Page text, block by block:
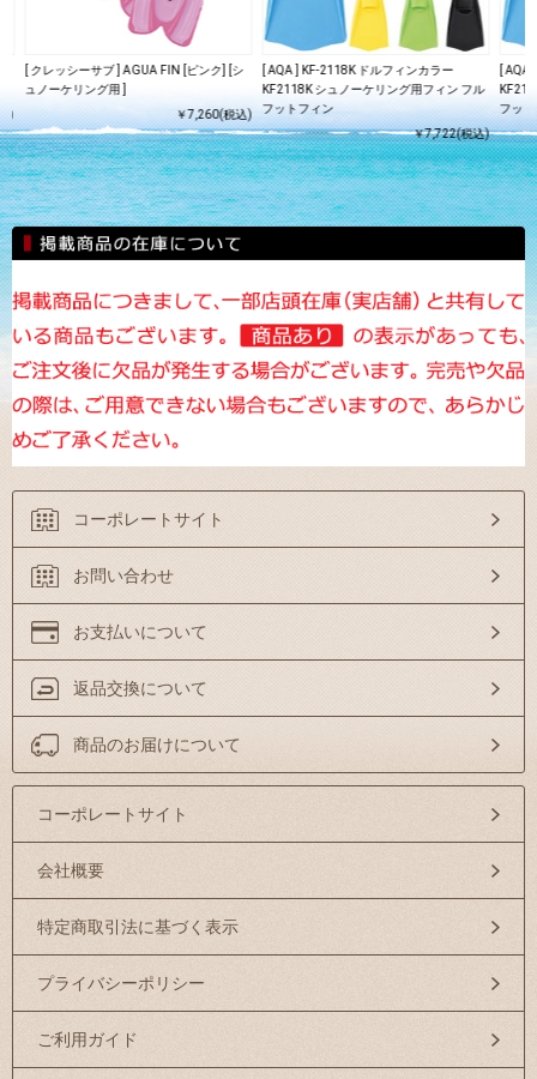
)
[ クレッシーサブ ] AGUA FIN [ピンク] [シ
ュノーケリング用 ]
￥7,260(税込)
[ AQA ] KF-2118K ドルフィンカラー
KF2118K シュノーケリング用フィン フル
フットフィン
￥7,722(税込)
[
フッ
コーポレートサイト
お問い合わせ
お支払いについて
返品交換について
商品のお届けについて
コーポレートサイト
会社概要
特定商取引法に基づく表示
プライバシーポリシー
ご利用ガイド